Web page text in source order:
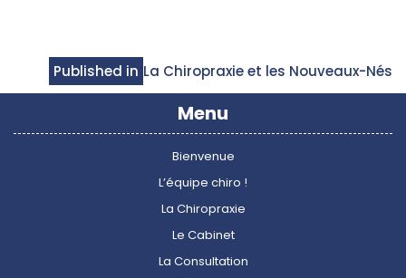
Navigation
l’article
Published in La Chiropraxie et les Nouveaux-Nés
Menu
Bienvenue
L’équipe chiro !
La Chiropraxie
Le Cabinet
La Consultation